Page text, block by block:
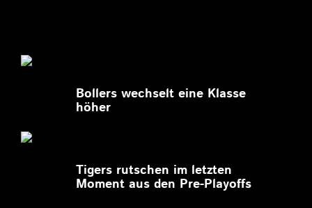
Bollers wechselt eine Klasse
höher
Tigers rutschen im letzten
Moment aus den Pre-Playoffs